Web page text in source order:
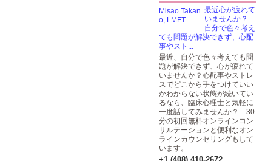
最近心が疲れて
いませんか？
自分で色々考え
ても問題が解決できず、心配
事やスト...
最近、自分で色々考えても問
題が解決できず、心が疲れて
いませんか？心配事やストレ
スでどこから手をつけていい
かわからない状態が続いてい
るなら、臨床心理士と気軽に
一度話してみませんか？ 30
分の初回無料オンラインコン
サルテーションと便利なオン
ラインカウンセリングもして
います。